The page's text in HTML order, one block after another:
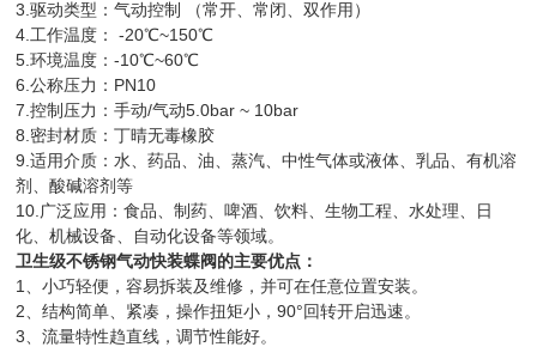
3.驱动类型：气动控制 （常开、常闭、双作用）
4.工作温度： -20℃~150℃
5.环境温度：-10℃~60℃
6.公称压力：PN10
7.控制压力：手动/气动5.0bar ~ 10bar
8.密封材质：丁晴无毒橡胶
9.适用介质：水、药品、油、蒸汽、中性气体或液体、乳品、有机溶
剂、酸碱溶剂等
10.广泛应用：食品、制药、啤酒、饮料、生物工程、水处理、日
化、机械设备、自动化设备等领域。
卫生级不锈钢气动快装蝶阀的主要优点：
1、小巧轻便，容易拆装及维修，并可在任意位置安装。
2、结构简单、紧凑，操作扭矩小，90°回转开启迅速。
3、流量特性趋直线，调节性能好。